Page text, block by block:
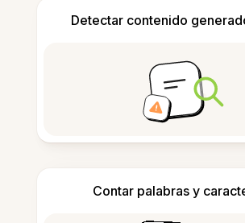
Detectar contenido
Contar palabras y